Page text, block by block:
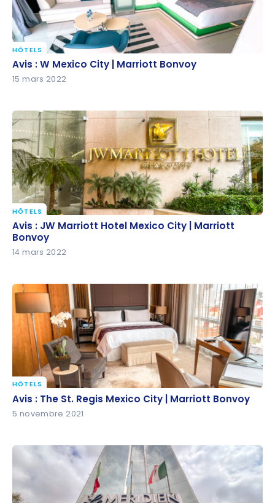
Avis : W Mexico City | Marriott Bonvoy
HÔTELS
Avis : W Mexico City | Marriott Bonvoy
15 mars 2022
Avis : JW Marriott Hotel Mexico City | Marriott
Bonvoy
HÔTELS
Avis : JW Marriott Hotel Mexico City | Marriott
Bonvoy
14 mars 2022
Avis : The St. Regis Mexico City | Marriott Bonvoy
HÔTELS
Avis : The St. Regis Mexico City | Marriott Bonvoy
5 novembre 2021